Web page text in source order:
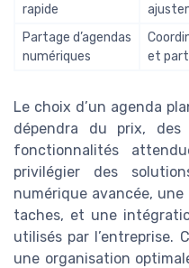
rapide
Partage d’agendas
numériques
et
Le choix d’un agenda
dépendra du prix, des
fonctionnalités
privilégier des
numérique avancée,
taches, et une
utilisés par l’entreprise.
une organisation